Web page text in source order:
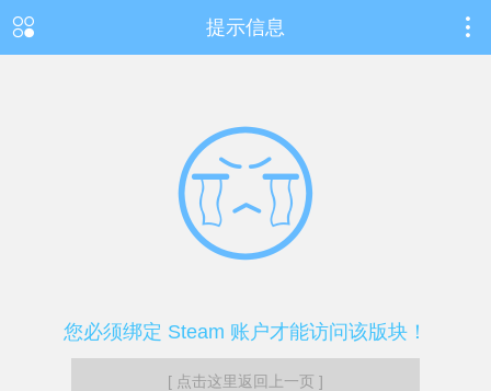
提示信息
您必须绑定 Steam 账户才能访问该版块！
[ 点击这里返回上一页 ]